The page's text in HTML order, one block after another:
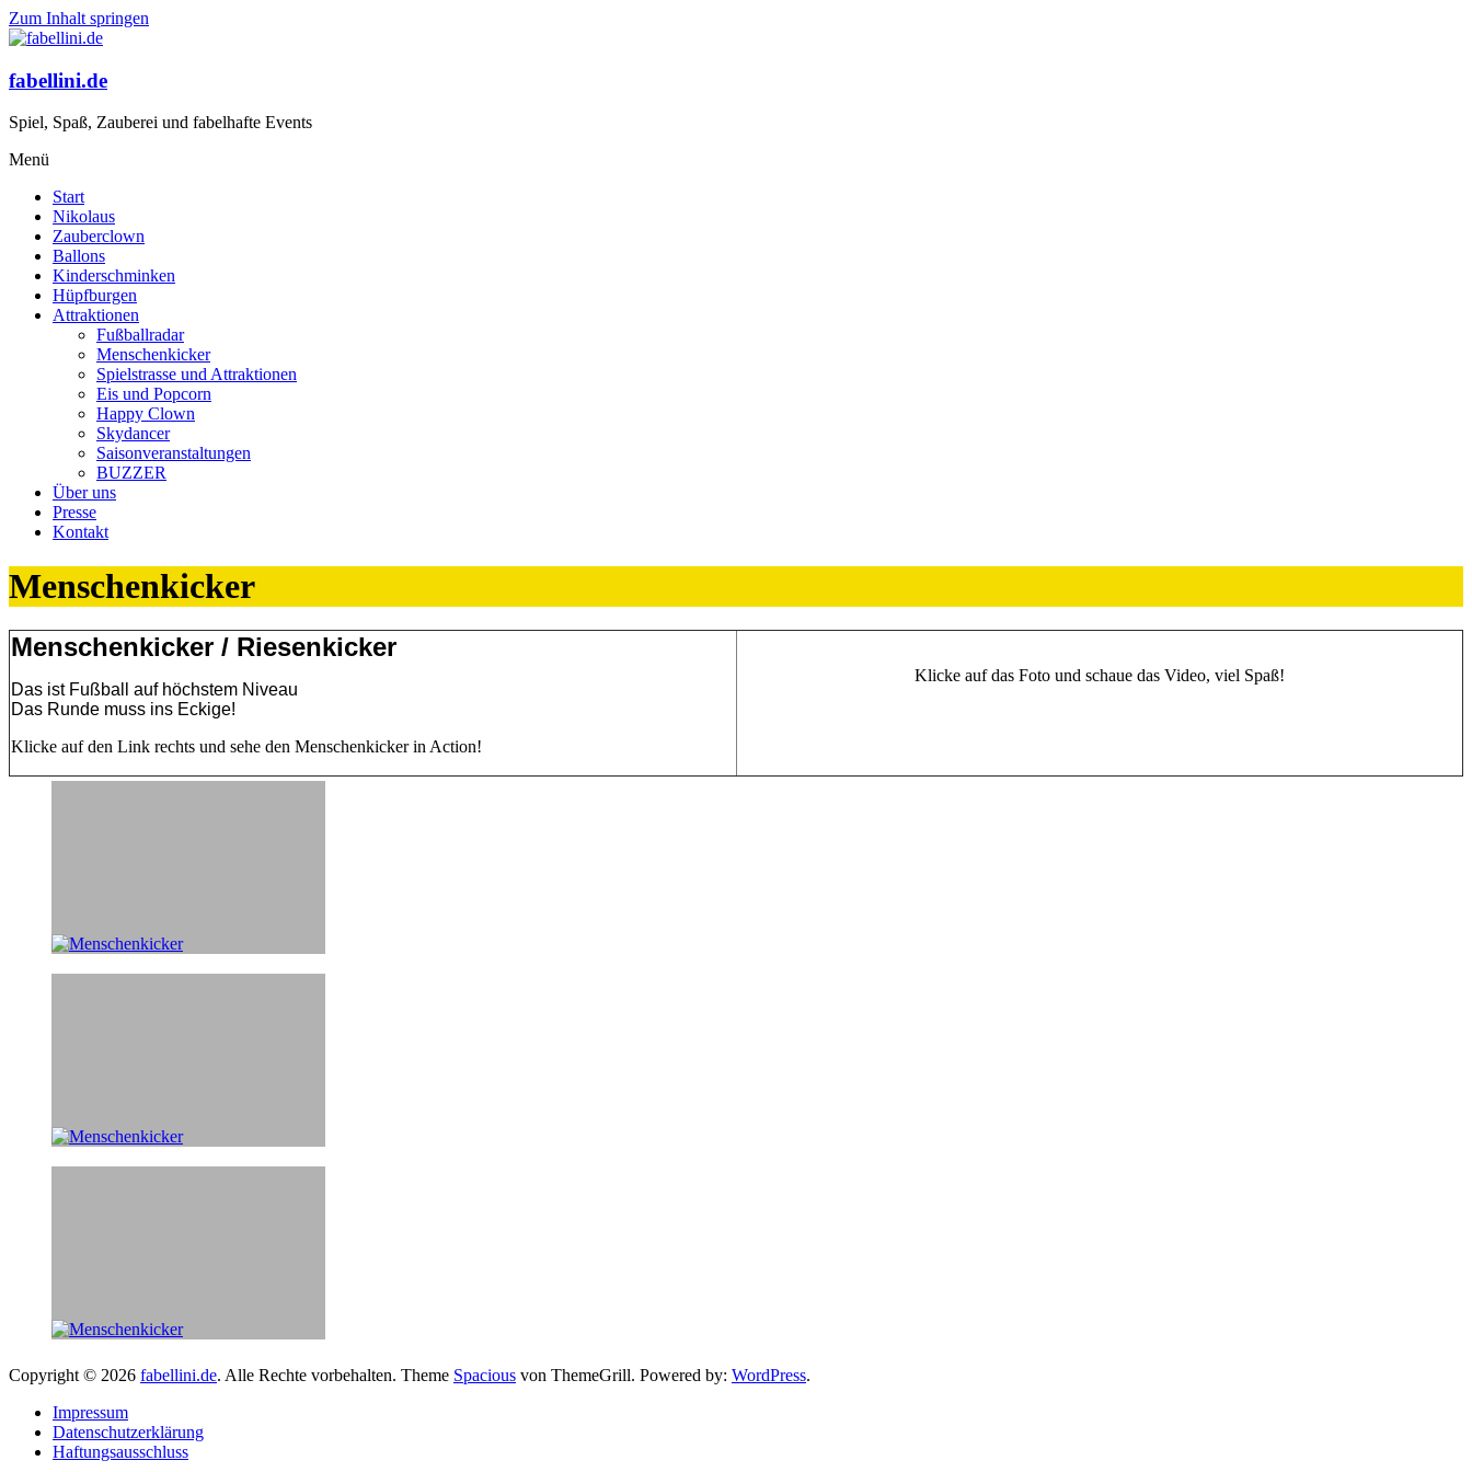
Zum Inhalt springen
fabellini.de
Spiel, Spaß, Zauberei und fabelhafte Events
Menü
Start
Nikolaus
Zauberclown
Ballons
Kinderschminken
Hüpfburgen
Attraktionen
Fußballradar
Menschenkicker
Spielstrasse und Attraktionen
Eis und Popcorn
Happy Clown
Skydancer
Saisonveranstaltungen
BUZZER
Über uns
Presse
Kontakt
Menschenkicker
Menschenkicker / Riesenkicker
Das ist Fußball auf höchstem Niveau
Das Runde muss ins Eckige!
Klicke auf den Link rechts und sehe den Menschenkicker in Action!
Klicke auf das Foto und schaue das Video, viel Spaß!
Copyright © 2026 fabellini.de. Alle Rechte vorbehalten. Theme Spacious von ThemeGrill. Powered by: WordPress.
Impressum
Datenschutzerklärung
Haftungsausschluss